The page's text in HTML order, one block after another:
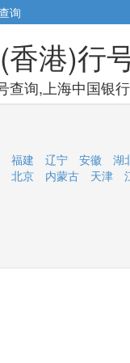
询
香港)行
查询,上海中国银
福建 辽宁 安徽 湖
北京 内蒙古 天津